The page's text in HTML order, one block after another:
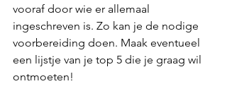
vooraf door wie er allemaal
ingeschreven is. Zo kan je de nodige
voorbereiding doen. Maak eventueel
een lijstje van je top 5 die je graag wil
ontmoeten!